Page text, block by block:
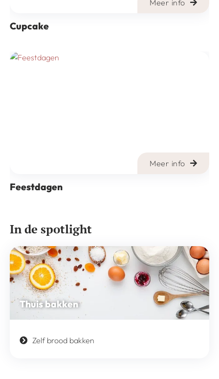
Meer info
Cupcake
Meer info
Feestdagen
In de spotlight
Thuis bakken
Zelf brood bakken